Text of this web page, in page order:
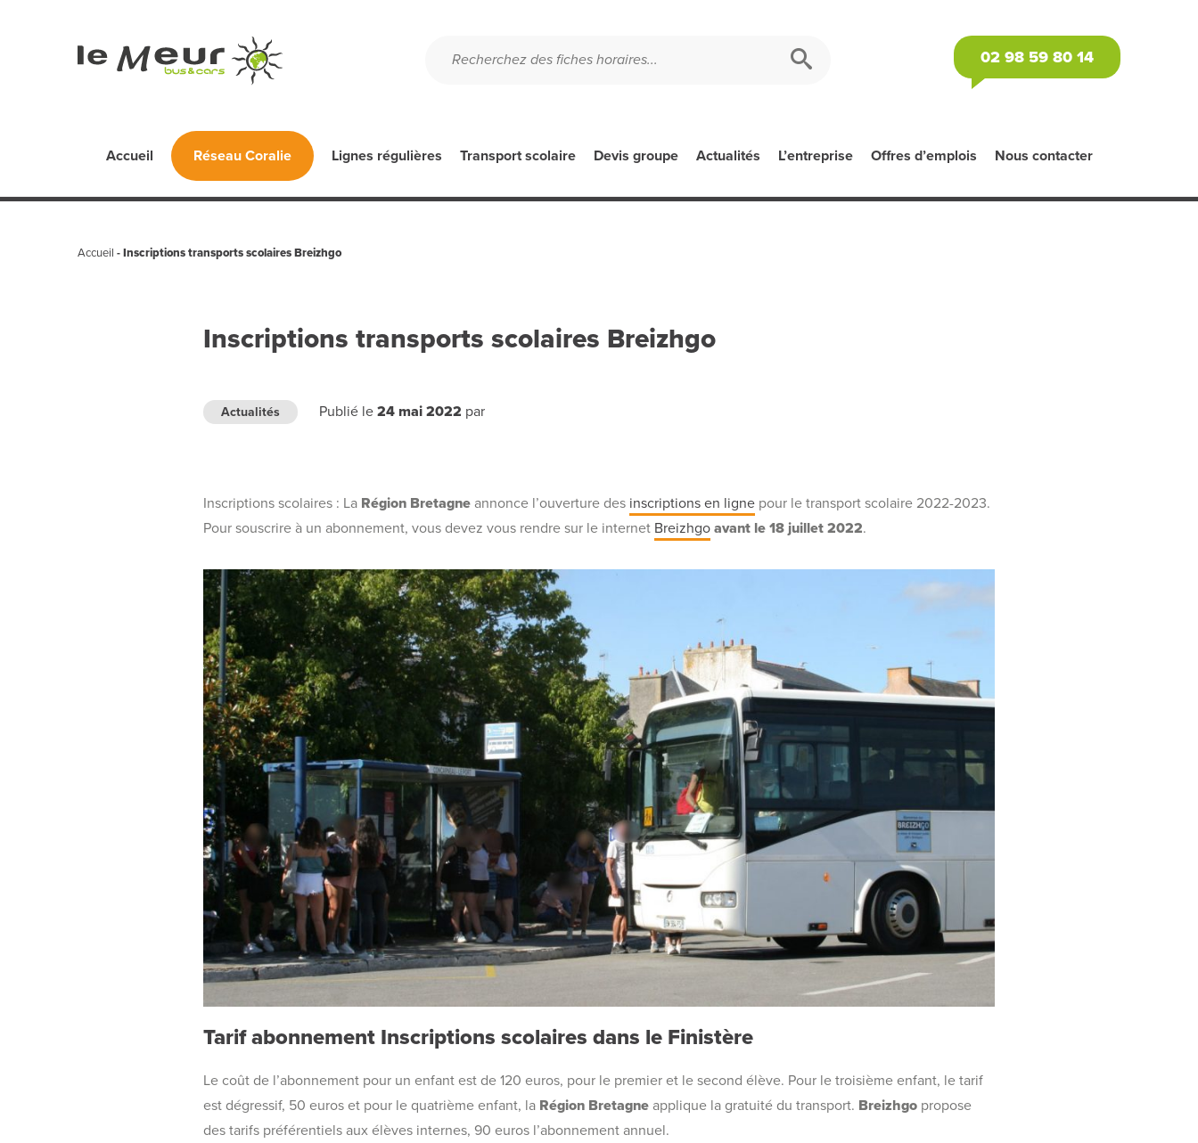
02 98 59 80 14
Accueil Réseau Coralie Lignes régulières Transport scolaire Devis groupe Actualités L’entreprise Offres d’emplois Nous contacter
Accueil -Inscriptions transports scolaires Breizhgo
Inscriptions transports scolaires Breizhgo
Actualités Publié le24 mai 2022 par
Inscriptions scolaires : La Région Bretagne annonce l’ouverture des inscriptions en ligne pour le transport scolaire 2022-2023.
Pour souscrire à un abonnement, vous devez vous rendre sur le internet Breizhgo avant le 18 juillet 2022.
Tarif abonnement Inscriptions scolaires dans le Finistère
Le coût de l’abonnement pour un enfant est de 120 euros, pour le premier et le second élève. Pour le troisième enfant, le tarif
est dégressif, 50 euros et pour le quatrième enfant, la Région Bretagne applique la gratuité du transport. Breizhgo propose
des tarifs préférentiels aux élèves internes, 90 euros l’abonnement annuel.